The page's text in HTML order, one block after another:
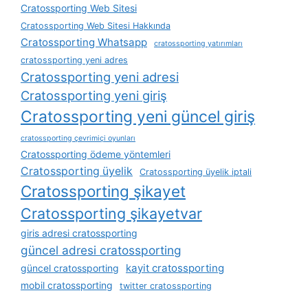
Cratossporting Web Sitesi
Cratossporting Web Sitesi Hakkında
Cratossporting Whatsapp cratossporting yatırımları
cratossporting yeni adres
Cratossporting yeni adresi
Cratossporting yeni giriş
Cratossporting yeni güncel giriş
cratossporting çevrimiçi oyunları
Cratossporting ödeme yöntemleri
Cratossporting üyelik Cratossporting üyelik iptali
Cratossporting şikayet
Cratossporting şikayetvar
giris adresi cratossporting
güncel adresi cratossporting
güncel cratossporting kayit cratossporting
mobil cratossporting twitter cratossporting